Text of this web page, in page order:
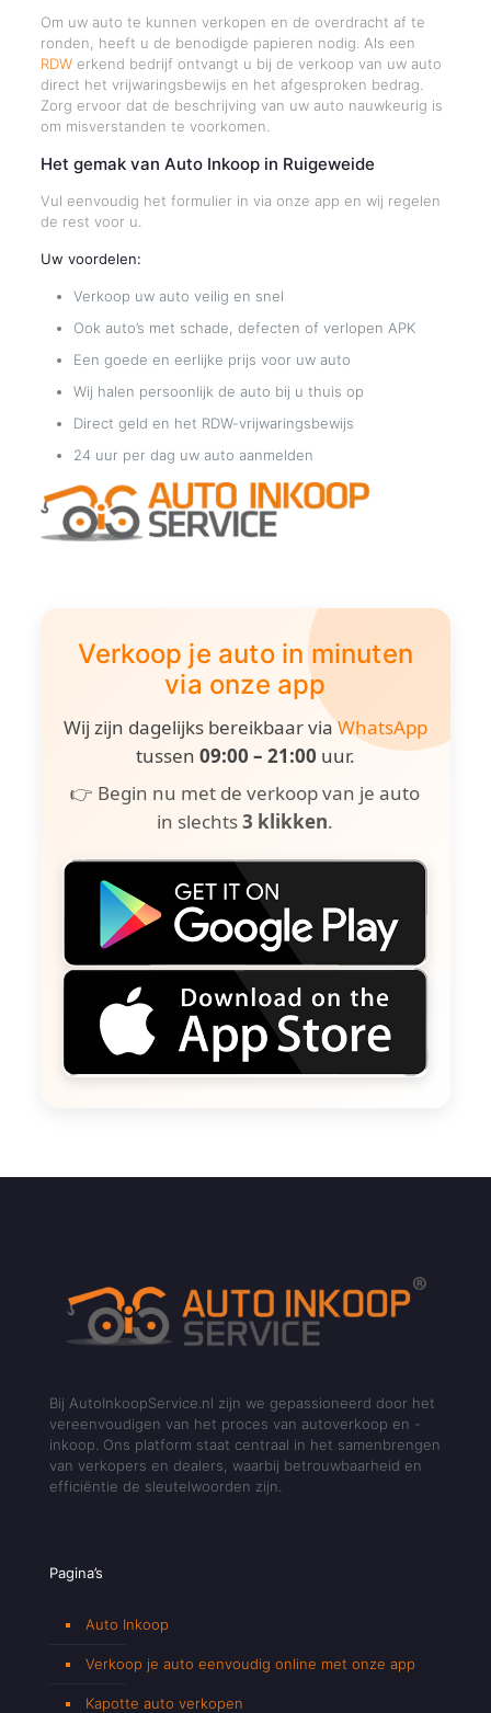
Om uw auto te kunnen verkopen en de overdracht af te
ronden, heeft u de benodigde papieren nodig. Als een
RDWerkend bedrijf ontvangt u bij de verkoop van uw auto
direct het vrijwaringsbewijs en het afgesproken bedrag.
Zorg ervoor dat de beschrijving van uw auto nauwkeurig is
om misverstanden te voorkomen.
Het gemak van Auto Inkoop in Ruigeweide
Vul eenvoudig het formulier in via onze app en wij regelen
de rest voor u.
Uw voordelen:
Verkoop uw auto veilig en snel
Ook auto’s met schade, defecten of verlopen APK
Een goede en eerlijke prijs voor uw auto
Wij halen persoonlijk de auto bij u thuis op
Direct geld en het RDW-vrijwaringsbewijs
24 uur per dag uw auto aanmelden
Verkoop je auto in minuten
via onze app
Wij zijn dagelijks bereikbaar viaWhatsApp
tussen 09:00 – 21:00 uur.
👉 Begin nu met de verkoop van je auto
in slechts3 klikken.
Bij AutoInkoopService.nl zijn we gepassioneerd door het
vereenvoudigen van het proces van autoverkoop en -
inkoop. Ons platform staat centraal in het samenbrengen
van verkopers en dealers, waarbij betrouwbaarheid en
efficiëntie de sleutelwoorden zijn.
Pagina’s
Auto Inkoop
Verkoop je auto eenvoudig online met onze app
Kapotte auto verkopen